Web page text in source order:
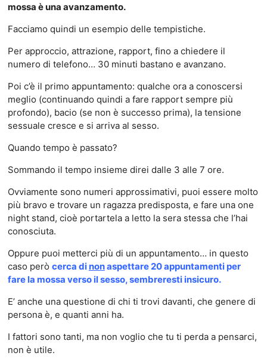
mossa è una avanzamento.
Facciamo quindi un esempio delle tempistiche.
Per approccio, attrazione, rapport, fino a chiedere il
numero di telefono… 30 minuti bastano e avanzano.
Poi c’è il primo appuntamento: qualche ora a conoscersi
meglio (continuando quindi a fare rapport sempre più
profondo), bacio (se non è successo prima), la tensione
sessuale cresce e si arriva al sesso.
Quando tempo è passato?
Sommando il tempo insieme direi dalle 3 alle 7 ore.
Ovviamente sono numeri approssimativi, puoi essere molto
più bravo e trovare un ragazza predisposta, e fare una one
night stand, cioè portartela a letto la sera stessa che l’hai
conosciuta.
Oppure puoi metterci più di un appuntamento… in questo
caso però cerca di nonaspettare 20 appuntamenti per
fare la mossa verso il sesso, sembreresti insicuro.
E’ anche una questione di chi ti trovi davanti, che genere di
persona è, e quanti anni ha.
I fattori sono tanti, ma non voglio che tu ti perda a pensarci,
non è utile.